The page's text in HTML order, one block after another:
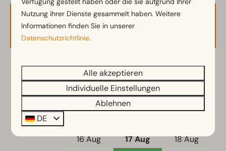
Kühlschrank mit Gefrierfach
Nespresso-Maschine
Geschirrspüler
Wasserkocher
Schlafzimmer
Boxspringbetten
Doppelschlafsofa: 1
Wohnzimmer
Verfügbarkeit und Preis
2 Gäste
Di
16 Aug
17 Aug
18 Aug
Nutzung ihrer Dienste gesammelt haben. Weitere
Informationen finden Sie in unserer
Datenschutzrichtlinie.
Alle akzeptieren
Individuelle Einstellungen
Ablehnen
DE